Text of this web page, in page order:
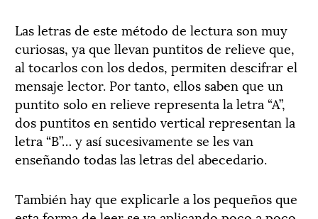
Las letras de este método de lectura son muy
curiosas, ya que llevan puntitos de relieve que,
al tocarlos con los dedos, permiten descifrar el
mensaje lector. Por tanto, ellos saben que un
puntito solo en relieve representa la letra “A”,
dos puntitos en sentido vertical representan la
letra “B”… y así sucesivamente se les van
enseñando todas las letras del abecedario.
También hay que explicarle a los pequeños que